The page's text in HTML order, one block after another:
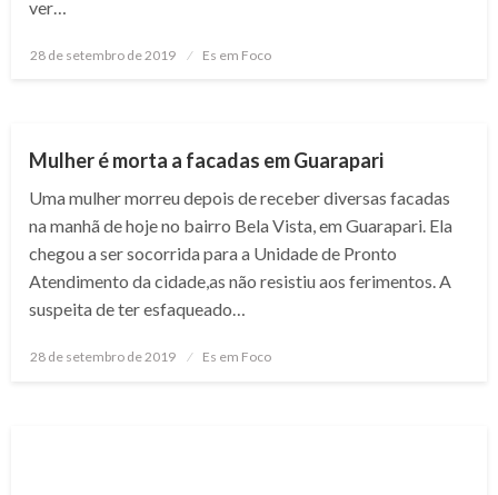
ver…
Posted
28 de setembro de 2019 Es em Foco
Mulher é morta a facadas em Guarapari
Uma mulher morreu depois de receber diversas facadas
na manhã de hoje no bairro Bela Vista, em Guarapari. Ela
chegou a ser socorrida para a Unidade de Pronto
Atendimento da cidade,as não resistiu aos ferimentos. A
suspeita de ter esfaqueado…
Posted
28 de setembro de 2019 Es em Foco